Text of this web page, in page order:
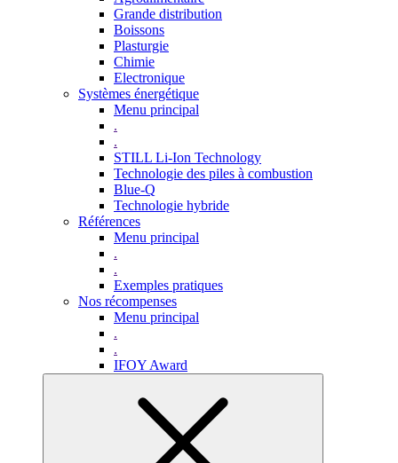
Grande distribution
Boissons
Plasturgie
Chimie
Electronique
Systèmes énergétique
Menu principal
.
.
STILL Li-Ion Technology
Technologie des piles à combustion
Blue-Q
Technologie hybride
Références
Menu principal
.
.
Exemples pratiques
Nos récompenses
Menu principal
.
.
IFOY Award